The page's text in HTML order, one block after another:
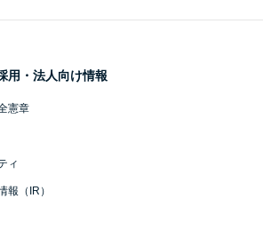
用・法人向け情報
憲章
ィ
報（IR）